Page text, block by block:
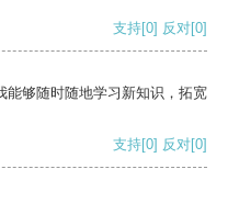
支持[0] 反对[0]
能够随时随地学习新知识，拓宽
支持[0] 反对[0]